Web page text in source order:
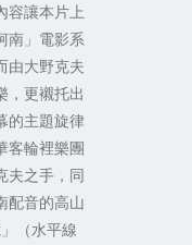
容讓本片上
南」電影系
由大野克夫
，更襯托出
的主題旋律
客輪裡樂團
夫之手，同
配音的高山
（水平線